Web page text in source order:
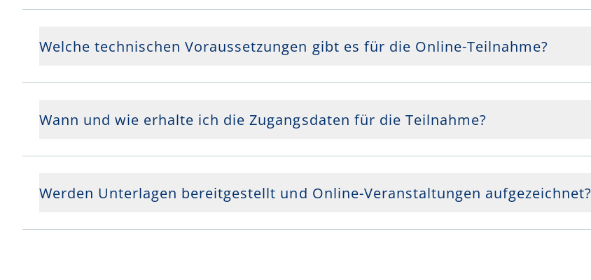
Welche technischen Voraussetzungen gibt es für die Online-Teilnahme?
Wann und wie erhalte ich die Zugangsdaten für die Teilnahme?
Werden Unterlagen bereitgestellt und Online-Veranstaltungen aufgezeichnet?